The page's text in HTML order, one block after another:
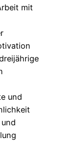
mit
und